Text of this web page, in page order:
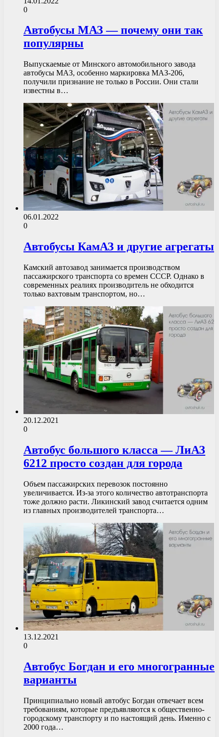
0
Автобусы МАЗ — почему они так
популярны
Выпускаемые от Минского автомобильного завода
автобусы МАЗ, особенно маркировка МАЗ-206,
получили признание не только в России. Они стали
известны в…
06.01.2022
0
Автобусы КамАЗ и другие агрегаты
Камский автозавод занимается производством
пассажирского транспорта со времен СССР. Однако в
современных реалиях производитель не обходится
только вахтовым транспортом, но…
20.12.2021
0
Автобус большого класса — ЛиАЗ
6212 просто создан для города
Объем пассажирских перевозок постоянно
увеличивается. Из-за этого количество автотранспорта
тоже должно расти. Ликинский завод считается одним
из главных производителей транспорта…
13.12.2021
0
Автобус Богдан и его многогранные
варианты
Принципиально новый автобус Богдан отвечает всем
требованиям, которые предъявляются к общественно-
городскому транспорту и по настоящий день. Именно с
2000 года…